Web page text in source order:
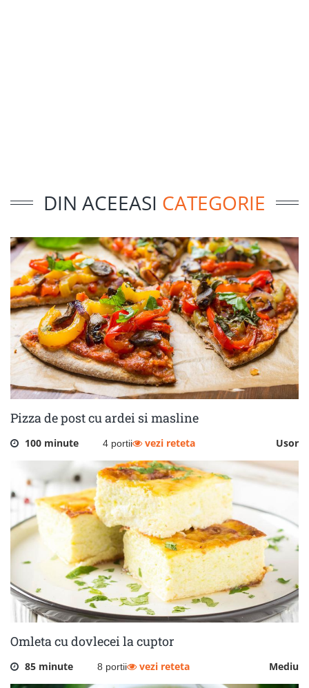
DIN ACEEASI CATEGORIE
Pizza de post cu ardei si masline
100 minute 4 portii Usor
vezi reteta
Omleta cu dovlecei la cuptor
85 minute 8 portii Mediu
vezi reteta